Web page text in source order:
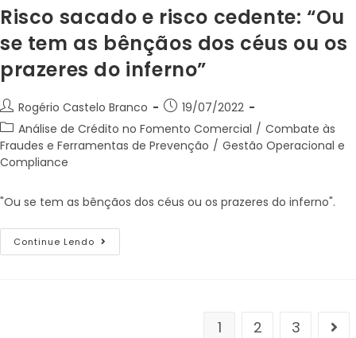
Risco sacado e risco cedente: “Ou
se tem as bênçãos dos céus ou os
prazeres do inferno”
Rogério Castelo Branco
19/07/2022
Análise de Crédito no Fomento Comercial / Combate às
Fraudes e Ferramentas de Prevenção / Gestão Operacional e
Compliance
"Ou se tem as bênçãos dos céus ou os prazeres do inferno".
Continue Lendo
1 2 3